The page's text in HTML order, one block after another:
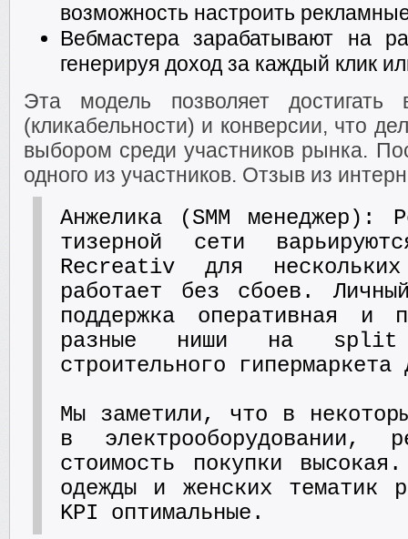
возможность настроить
Вебмастера зарабатывают на
генерируя доход за каждый клик
Эта модель позволяет достигать
(кликабельности) и конверсии, что
выбором среди участников рынка.
одного из участников. Отзыв из
Анжелика (SMM менеджер):
тизерной сети
Recreativ для
работает без сбоев.
поддержка оперативная и
разные ниши на
строительного
Мы заметили, что в
в электрооборудовании,
стоимость покупки
одежды и женских тематик
KPI оптимальные.